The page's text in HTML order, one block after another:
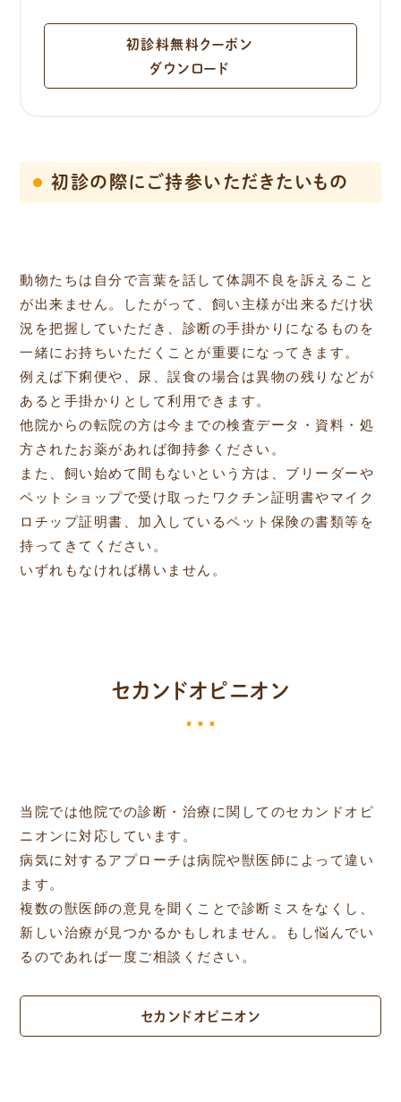
初診料無料クーポン
ダウンロード
初診の際にご持参いただきたいもの
動物たちは自分で言葉を話して体調不良を訴えること
が出来ません。したがって、飼い主様が出来るだけ状
況を把握していただき、診断の手掛かりになるものを
一緒にお持ちいただくことが重要になってきます。
例えば下痢便や、尿、誤食の場合は異物の残りなどが
あると手掛かりとして利用できます。
他院からの転院の方は今までの検査データ・資料・処
方されたお薬があれば御持参ください。
また、飼い始めて間もないという方は、ブリーダーや
ペットショップで受け取ったワクチン証明書やマイク
ロチップ証明書、加入しているペット保険の書類等を
持ってきてください。
いずれもなければ構いません。
セカンドオピニオン
当院では他院での診断・治療に関してのセカンドオピ
ニオンに対応しています。
病気に対するアプローチは病院や獣医師によって違い
ます。
複数の獣医師の意見を聞くことで診断ミスをなくし、
新しい治療が見つかるかもしれません。もし悩んでい
るのであれば一度ご相談ください。
セカンドオピニオン